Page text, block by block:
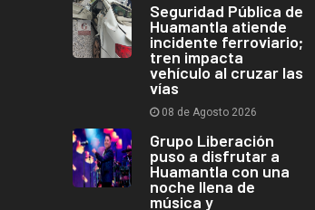
Seguridad Pública de
Huamantla atiende
incidente ferroviario;
tren impacta
vehículo al cruzar las
vías
08 de Agosto 2026
Grupo Liberación
puso a disfrutar a
Huamantla con una
noche llena de
música y